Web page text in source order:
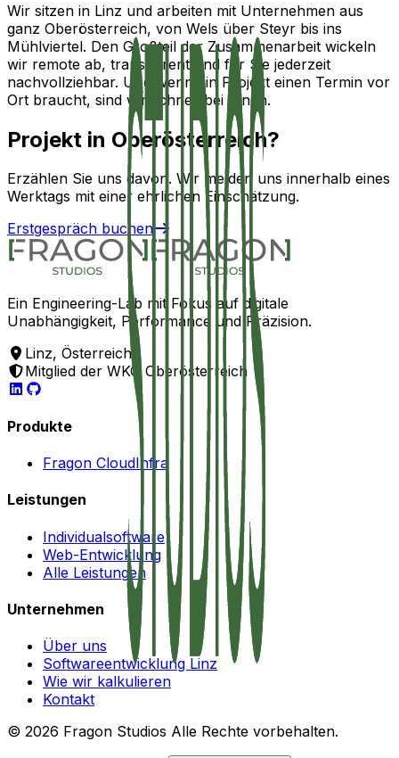
Wir sitzen in Linz und arbeiten mit Unternehmen aus
ganz Oberösterreich, von Wels über Steyr bis ins
Mühlviertel. Den Großteil der Zusammenarbeit wickeln
wir remote ab, transparent und für Sie jederzeit
nachvollziehbar. Und wenn ein Projekt einen Termin vor
Ort braucht, sind wir schnell bei Ihnen.
Projekt in Oberösterreich?
Erzählen Sie uns davon. Wir melden uns innerhalb eines
Werktags mit einer ehrlichen Einschätzung.
Erstgespräch buchen
Ein Engineering-Lab mit Fokus auf digitale
Unabhängigkeit, Performance und Präzision.
Linz, Österreich
Mitglied der WKO Oberösterreich
Produkte
Fragon CloudInfra
Leistungen
Individualsoftware
Web-Entwicklung
Alle Leistungen
Unternehmen
Über uns
Softwareentwicklung Linz
Wie wir kalkulieren
Kontakt
© 2026 Fragon Studios Alle Rechte vorbehalten.